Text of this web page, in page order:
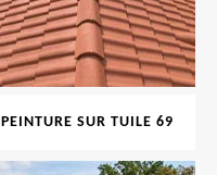
PEINTURE SUR TUILE 69